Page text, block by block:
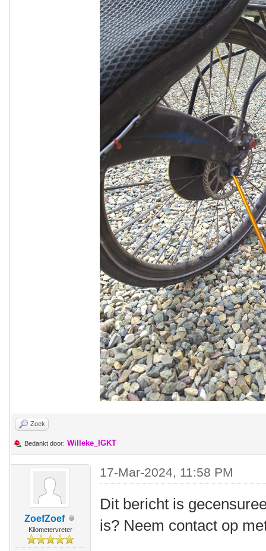
Zoek
Bedankt door: Willeke_IGKT
ZoefZoef
Kilometervreter
17-Mar-2024, 11:58 PM
Dit bericht is
is? Neem contact op